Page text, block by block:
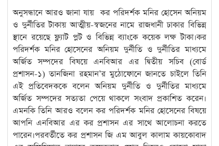
অনুসন্ধানে আরও জানা যায় কর পরিদর্শক মনির হোসেন অনিয়ম
ও দুর্নীতির টাকায় আত্মীয়-স্বজনের নামে রাজধানী ঢাকার বিভিন্ন
স্থানে রয়েছে ফ্ল্যাট প্লট ও বিভিন্ন ব্যাংকে কয়েক লক্ষ টাকা।কর
পরিদর্শক মনির হোসেনের অনিয়ম দুর্নীতি ও দুর্নীতির মাধ্যমে
অর্জিত সম্পদের বিষয়ে এনবিআর এর দ্বিতীয় সচিব (বোর্ড
প্রশাসন-১) তানজিনা রহমান’র মুঠোফোনে জানতে চাইলে তিনি
এই প্রতিবেদককে বলেন অনিয়ম দুর্নীতি ও দুর্নীতির মাধ্যমে
অর্জিত সম্পদের সত্যতা পেয়ে থাকলে সংবাদ প্রকাশিত করেন।
এমনকি তিনি আরও বলেন কর পরিদর্শক মনির হোসেনের বিষয়ে
আপনি এনবিআর এর কর প্রশাসন এর সাথে আলোচনা করতে
পারেন।পরবর্তীতে কর প্রশাসন জি এম আবুল কালাম কায়কোবাদ